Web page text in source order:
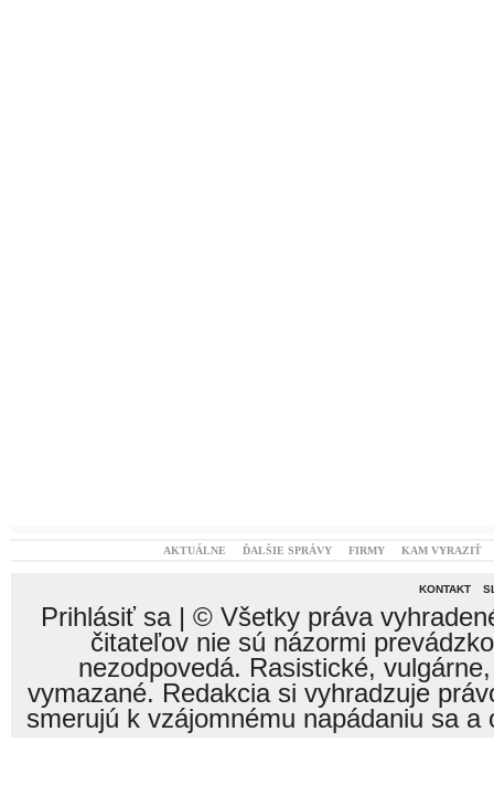
AKTUÁLNE ĎALŠIE SPRÁVY FIRMY KAM VYRAZIŤ
KONTAKT
Prihlásiť sa| © Všetky práva
čitateľov nie sú názormi
nezodpovedá. Rasistické,
vymazané. Redakcia si vyhradzuje
smerujú k vzájomnému napádaniu sa